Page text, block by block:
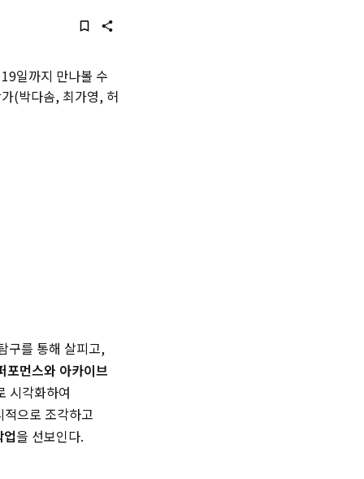
일까지 만나볼 수
(박다솜, 최가영, 허
구를 통해 살피고,
포먼스와 아카이브
시각화하여
으로 조각하고
을 선보인다.